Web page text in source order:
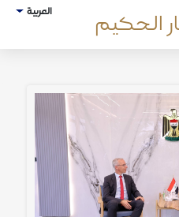
العربية الحكيم